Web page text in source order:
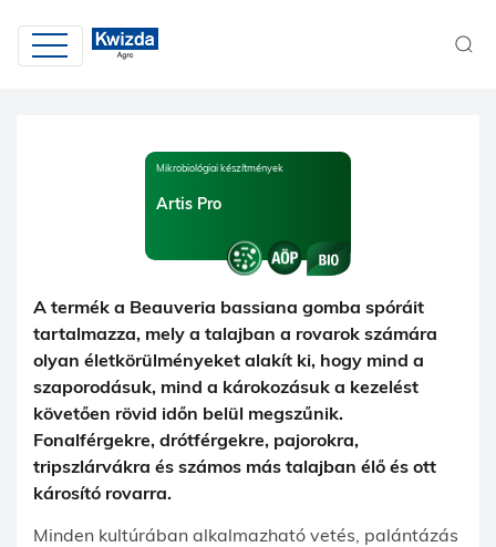
Mikrobiológiai készítmények
Artis Pro
A termék a Beauveria bassiana gomba spóráit
tartalmazza, mely a talajban a rovarok számára
olyan életkörülményeket alakít ki, hogy mind a
szaporodásuk, mind a károkozásuk a kezelést
követően rövid időn belül megszűnik.
Fonalférgekre, drótférgekre, pajorokra,
tripszlárvákra és számos más talajban élő és ott
károsító rovarra.
Minden kultúrában alkalmazható vetés, palántázás